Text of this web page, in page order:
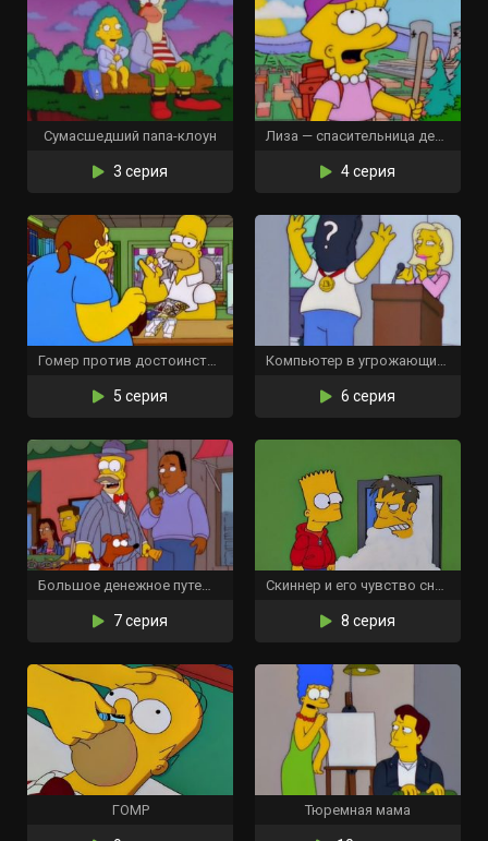
Сумасшедший папа-клоун
3 серия
Лиза — спасительница деревьев
4 серия
Гомер против достоинства
5 серия
Компьютер в угрожающих кроссовках
6 серия
Большое денежное путешествие
7 серия
Скиннер и его чувство снега
8 серия
ГОМР Тюремная мама